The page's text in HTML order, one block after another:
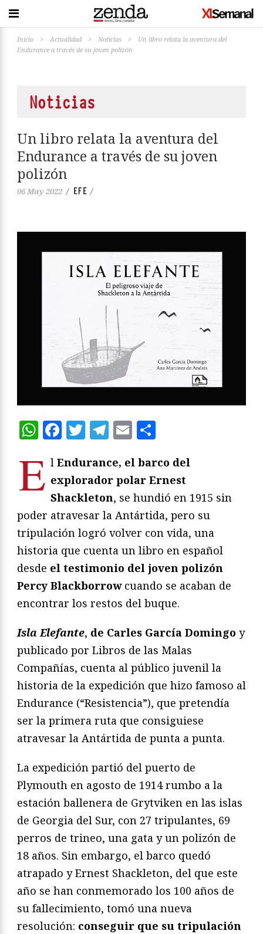
Inicio > Actualidad > Noticias >
Un libro relata la aventura del
Endurance a través de su joven polizón
Noticias
Un libro relata la aventura del
Endurance a través de su joven
polizón
06 May 2022 / EFE /
WhatsApp
Facebook
Twitter
Telegram
Email
E l Endurance, el barco del
explorador polar Ernest
Shackleton, se hundió en 1915 sin
poder atravesar la Antártida, pero su
tripulación logró volver con vida, una
historia que cuenta un libro en español
desde el testimonio del joven polizón
Percy Blackborrowcuando se acaban de
encontrar los restos del buque.
Isla Elefante, de Carles García Domingo y
publicado por Libros de las Malas
Compañías, cuenta al público juvenil la
historia de la expedición que hizo famoso al
Endurance (“Resistencia”), que pretendía
ser la primera ruta que consiguiese
atravesar la Antártida de punta a punta.
La expedición partió del puerto de
Plymouth en agosto de 1914 rumbo a la
estación ballenera de Grytviken en las islas
de Georgia del Sur, con 27 tripulantes, 69
perros de trineo, una gata y un polizón de
18 años. Sin embargo, el barco quedó
atrapado y Ernest Shackleton, del que este
año se han conmemorado los 100 años de
su fallecimiento, tomó una nueva
resolución: conseguir que su tripulación